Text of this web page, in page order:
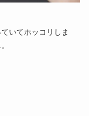
いてホッコリしま